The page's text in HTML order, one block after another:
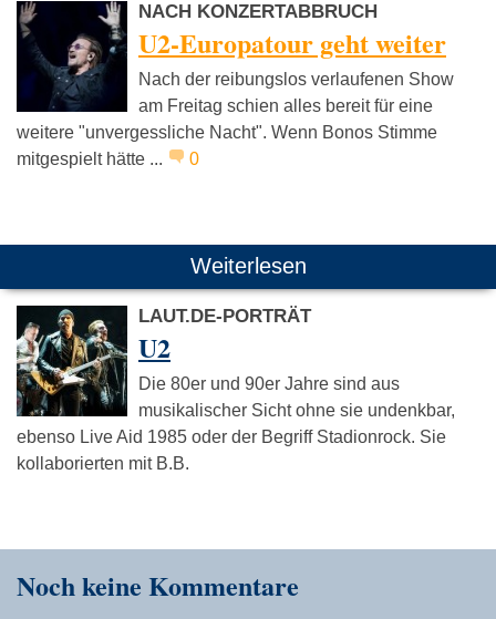
NACH KONZERTABBRUCH
U2-Europatour geht weiter
Nach der reibungslos verlaufenen Show
am Freitag schien alles bereit für eine
weitere "unvergessliche Nacht". Wenn Bonos Stimme
mitgespielt hätte ...
0
Weiterlesen
LAUT.DE-PORTRÄT
U2
Die 80er und 90er Jahre sind aus
musikalischer Sicht ohne sie undenkbar,
ebenso Live Aid 1985 oder der Begriff Stadionrock. Sie
kollaborierten mit B.B.
Noch keine Kommentare